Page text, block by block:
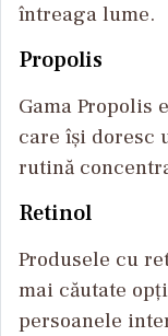
întreaga lume.
Propolis
Gama Propolis
care își doresc
rutină
Retinol
Produsele cu
mai căutate
persoanele